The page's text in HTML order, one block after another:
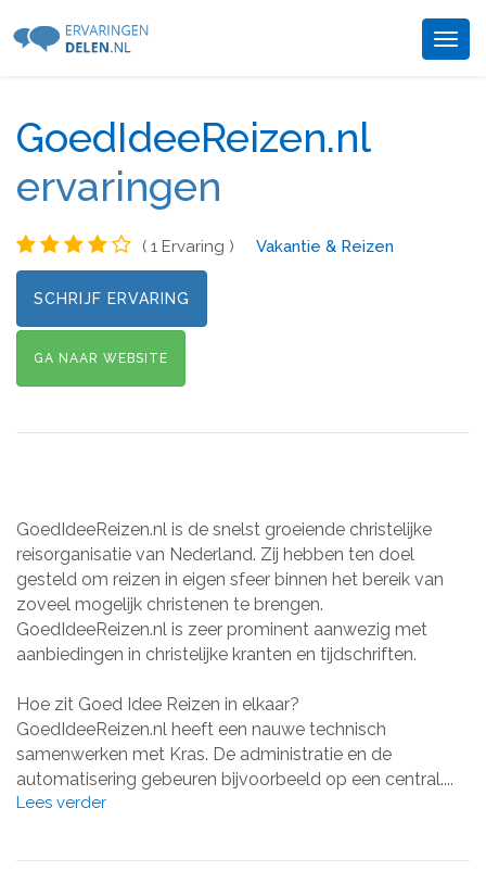
GoedIdeeReizen.nl
ervaringen
( 1 Ervaring ) Vakantie & Reizen
SCHRIJF ERVARING
GA NAAR WEBSITE
GoedIdeeReizen.nl is de snelst groeiende christelijke
reisorganisatie van Nederland. Zij hebben ten doel
gesteld om reizen in eigen sfeer binnen het bereik van
zoveel mogelijk christenen te brengen.
GoedIdeeReizen.nl is zeer prominent aanwezig met
aanbiedingen in christelijke kranten en tijdschriften.
Hoe zit Goed Idee Reizen in elkaar?
GoedIdeeReizen.nl heeft een nauwe technisch
samenwerken met Kras. De administratie en de
automatisering gebeuren bijvoorbeeld op een central....
Lees verder